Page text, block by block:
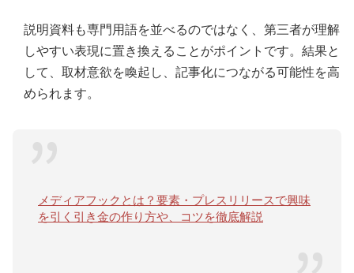
説明資料も専門用語を並べるのではなく、第三者が理解
しやすい表現に置き換えることがポイントです。結果と
して、取材意欲を喚起し、記事化につながる可能性を高
められます。
メディアフックとは？要素・プレスリリースで興味
を引く引き金の作り方や、コツを徹底解説